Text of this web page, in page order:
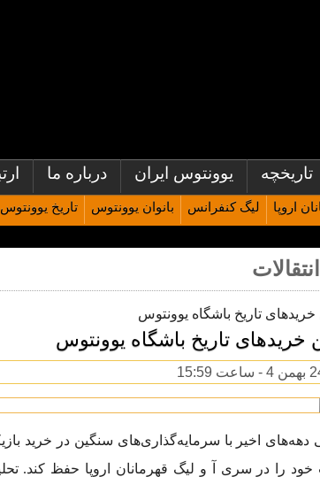
تاریخچه یوونتوس ایران درباره ما
اروپا لیگ کنفرانس بانوان یوونتوس تاریخ یوونتوس
خریدهای تاریخ باشگاه یوونتوس
اخیر با سرمایه‌گذاری‌های سنگین در خرید
را در سری آ و لیگ قهرمانان اروپا حفظ کند.